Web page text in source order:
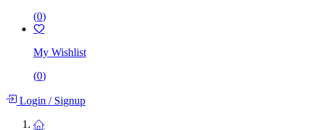
(0)
My Wishlist
(0)
Login /Signup